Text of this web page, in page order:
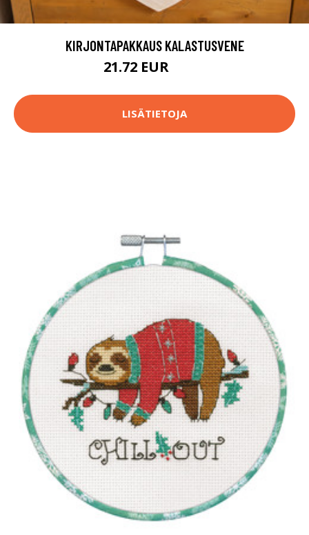
KIRJONTAPAKKAUS KALASTUSVENE
21.72 EUR
LISÄTIETOJA